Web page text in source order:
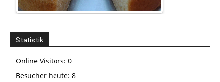
Statistik
Online Visitors: 0
Besucher heute: 8